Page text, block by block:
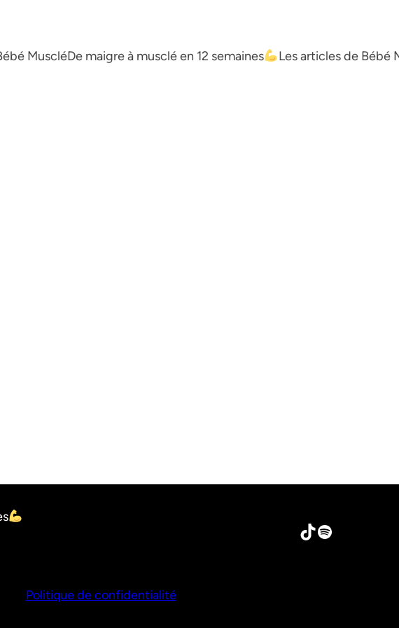
MuscléDe maigre à musclé en 12 semaines Les articles de Bébé
Politique de confidentialité